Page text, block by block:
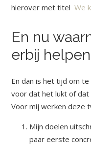
hierover met titel We
En nu
erbij helpen
En dan is het tijd om
voor dat het lukt of dat
Voor mij werken deze
Mijn doelen
paar eerste